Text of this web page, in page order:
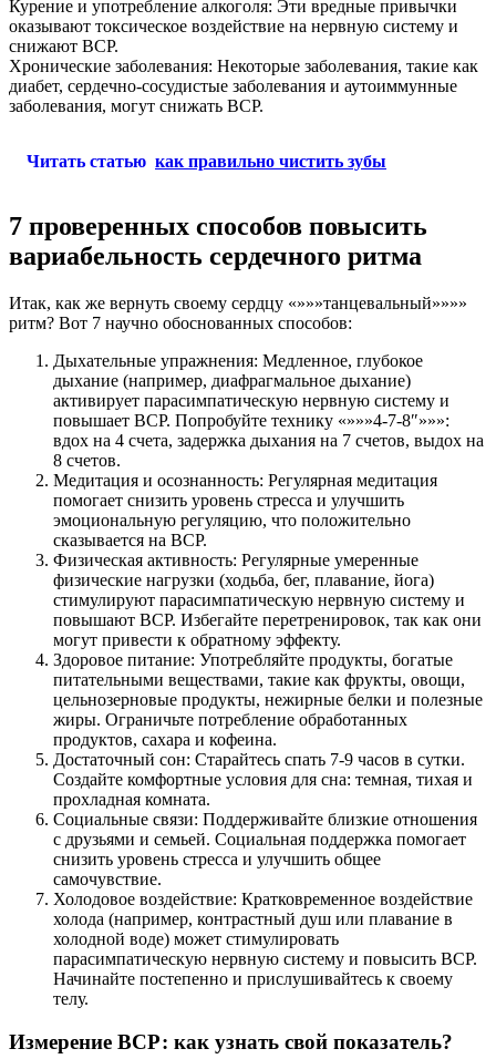
Курение и употребление алкоголя: Эти вредные привычки
оказывают токсическое воздействие на нервную систему и
снижают ВСР.
Хронические заболевания: Некоторые заболевания, такие как
диабет, сердечно-сосудистые заболевания и аутоиммунные
заболевания, могут снижать ВСР.
Читать статью как правильно чистить зубы
7 проверенных способов повысить
вариабельность сердечного ритма
Итак, как же вернуть своему сердцу «»»»танцевальный»»»»
ритм? Вот 7 научно обоснованных способов:
Дыхательные упражнения: Медленное, глубокое
дыхание (например, диафрагмальное дыхание)
активирует парасимпатическую нервную систему и
повышает ВСР. Попробуйте технику «»»»4-7-8″»»»:
вдох на 4 счета, задержка дыхания на 7 счетов, выдох на
8 счетов.
Медитация и осознанность: Регулярная медитация
помогает снизить уровень стресса и улучшить
эмоциональную регуляцию, что положительно
сказывается на ВСР.
Физическая активность: Регулярные умеренные
физические нагрузки (ходьба, бег, плавание, йога)
стимулируют парасимпатическую нервную систему и
повышают ВСР. Избегайте перетренировок, так как они
могут привести к обратному эффекту.
Здоровое питание: Употребляйте продукты, богатые
питательными веществами, такие как фрукты, овощи,
цельнозерновые продукты, нежирные белки и полезные
жиры. Ограничьте потребление обработанных
продуктов, сахара и кофеина.
Достаточный сон: Старайтесь спать 7-9 часов в сутки.
Создайте комфортные условия для сна: темная, тихая и
прохладная комната.
Социальные связи: Поддерживайте близкие отношения
с друзьями и семьей. Социальная поддержка помогает
снизить уровень стресса и улучшить общее
самочувствие.
Холодовое воздействие: Кратковременное воздействие
холода (например, контрастный душ или плавание в
холодной воде) может стимулировать
парасимпатическую нервную систему и повысить ВСР.
Начинайте постепенно и прислушивайтесь к своему
телу.
Измерение ВСР: как узнать свой показатель?